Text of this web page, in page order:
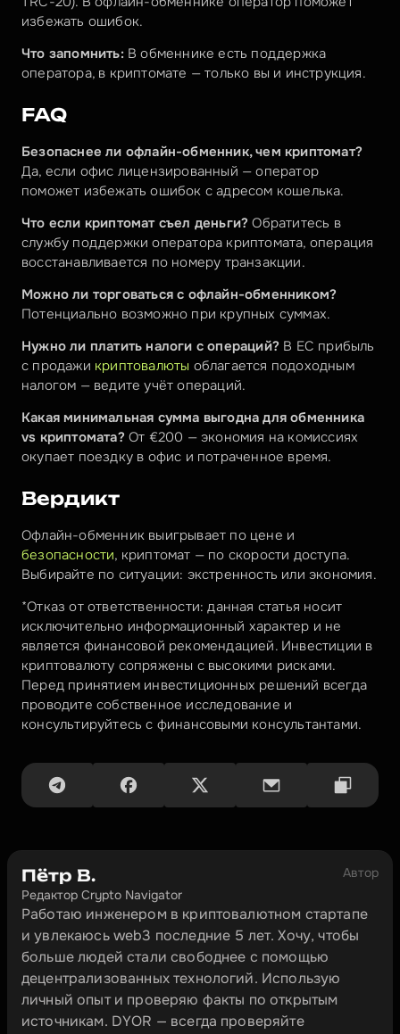
избежать ошибок.
Что запомнить: В обменнике есть поддержка
оператора, в криптомате — только вы и инструкция.
FAQ
Безопаснее ли офлайн-обменник, чем криптомат?
Да, если офис лицензированный — оператор
поможет избежать ошибок с адресом кошелька.
Что если криптомат съел деньги? Обратитесь в
службу поддержки оператора криптомата, операция
восстанавливается по номеру транзакции.
Можно ли торговаться с офлайн-обменником?
Потенциально возможно при крупных суммах.
Нужно ли платить налоги с операций? В ЕС прибыль
с продажи криптовалюты облагается подоходным
налогом — ведите учёт операций.
Какая минимальная сумма выгодна для обменника
vs криптомата? От €200 — экономия на комиссиях
окупает поездку в офис и потраченное время.
Вердикт
безопасности, криптомат — по скорости доступа.
Выбирайте по ситуации: экстренность или экономия.
*Отказ от ответственности: данная статья носит
исключительно информационный характер и не
является финансовой рекомендацией. Инвестиции в
криптовалюту сопряжены с высокими рисками.
Перед принятием инвестиционных решений всегда
проводите собственное исследование и
консультируйтесь с финансовыми консультантами.
Автор
Пётр В.
Редактор Crypto Navigator
Работаю инженером в криптовалютном стартапе
и увлекаюсь web3 последние 5 лет. Хочу, чтобы
больше людей стали свободнее с помощью
децентрализованных технологий. Использую
личный опыт и проверяю факты по открытым
источникам. DYOR — всегда проверяйте